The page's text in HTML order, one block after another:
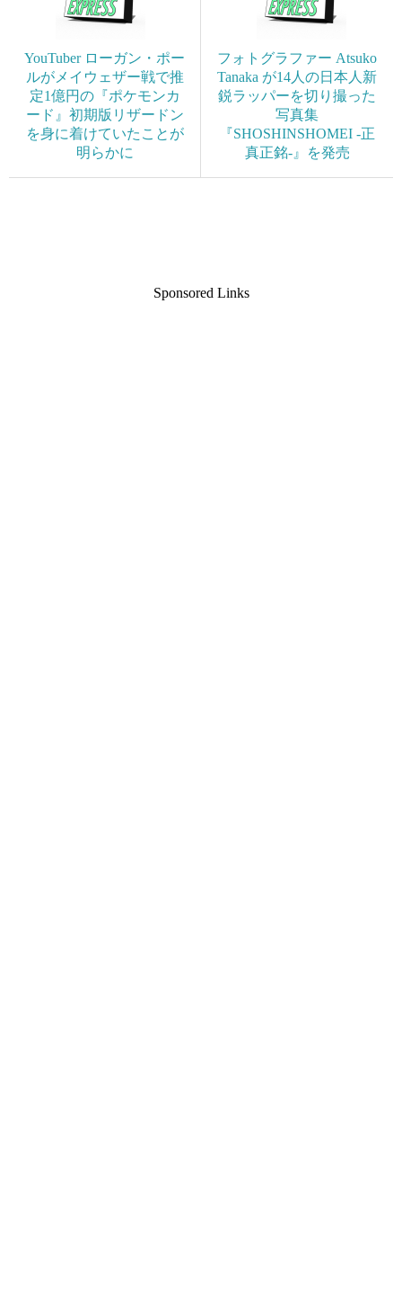
YouTuber ローガン・ポー
ルがメイウェザー戦で推
定1億円の『ポケモンカ
ード』初期版リザードン
を身に着けていたことが
明らかに
フォトグラファー Atsuko
Tanaka が14人の日本人新
鋭ラッパーを切り撮った
写真集
『SHOSHINSHOMEI -正
真正銘-』を発売
Sponsored Links